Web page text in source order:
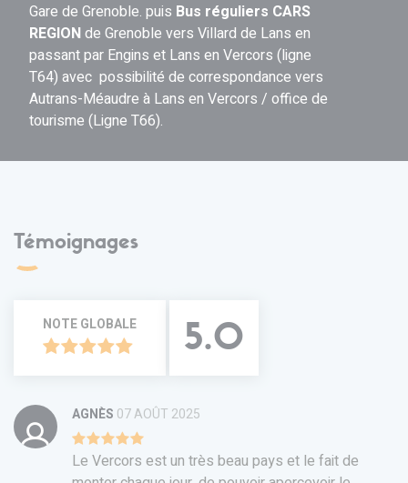
Gare de Grenoble. puis Bus réguliers CARS
REGIONde Grenoble vers Villard de Lans en
passant par Engins et Lans en Vercors (ligne
T64) avec possibilité de correspondance vers
Autrans-Méaudre à Lans en Vercors / office de
tourisme (Ligne T66).
Témoignages
NOTE GLOBALE 5.0
AGNÈS 07 AOÛT 2025
Le Vercors est un très beau pays et le fait de